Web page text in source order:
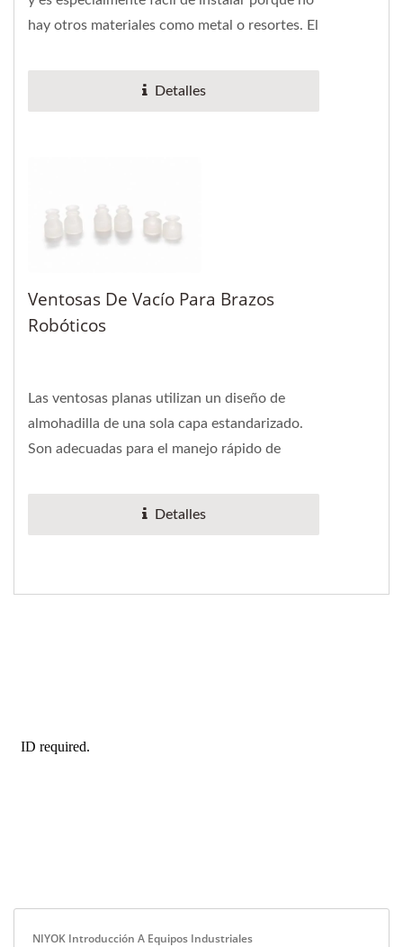
hay otros materiales como metal o resortes. El
Detalles
Ventosas De Vacío Para Brazos
Robóticos
Las ventosas planas utilizan un diseño de
almohadilla de una sola capa estandarizado.
Son adecuadas para el manejo rápido de
Detalles
NIYOK Introducción A Equipos Industriales